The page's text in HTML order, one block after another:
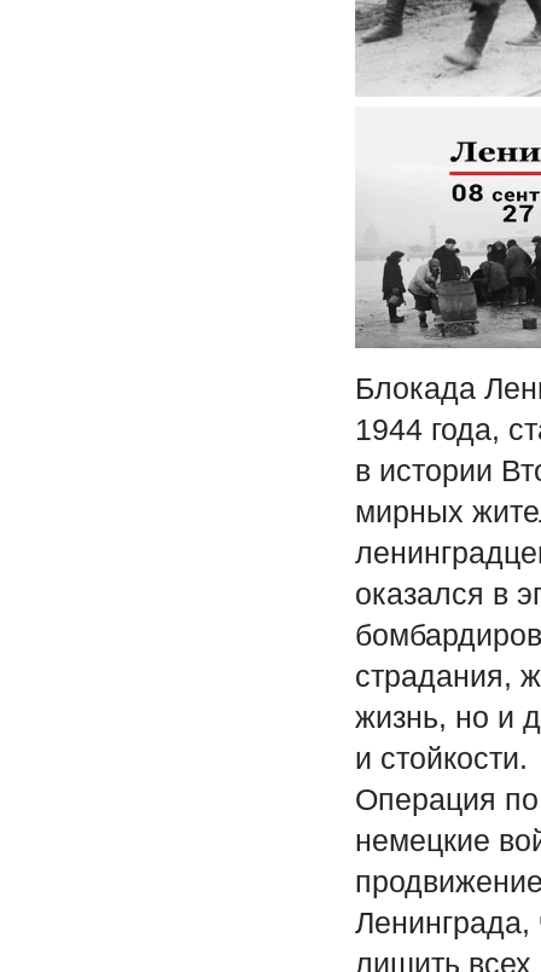
Блокада
1944 года,
в истории
мирных
оказался в
страдания,
жизнь, но и
и стойкости.
Операция по
немецкие
Ленинграда,
лишить